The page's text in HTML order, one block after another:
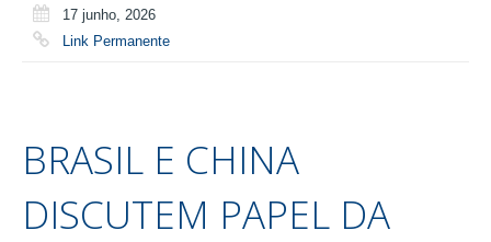
17 junho, 2026
Link Permanente
BRASIL E CHINA
DISCUTEM PAPEL DA